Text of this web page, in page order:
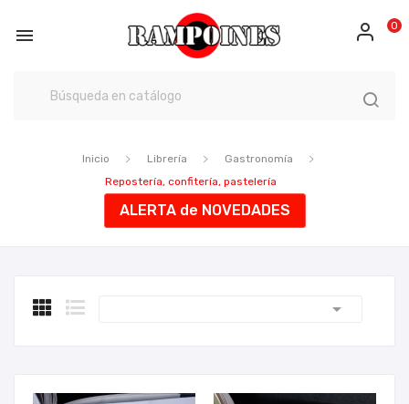
 0
Inicio Librería
Gastronomía
Repostería, confitería, pastelería
ALERTA de NOVEDADES
